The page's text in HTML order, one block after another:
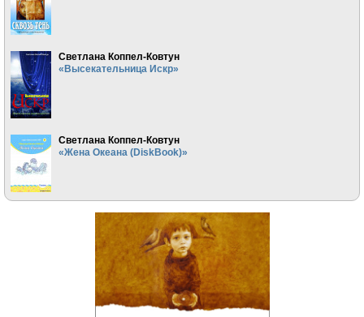
Светлана Коппел-Ковтун
«Высекательница Искр»
Светлана Коппел-Ковтун
«Жена Океана (DiskBook)»